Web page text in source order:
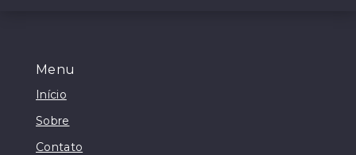
Menu
Início
Sobre
Contato